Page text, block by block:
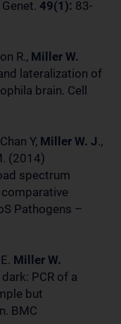
49(1): 83-
R., Miller W.
lateralization of
brain. Cell
Y, Miller W. J.,
(2014)
spectrum
Pathogens –
Miller W.
PCR of a
but
BMC